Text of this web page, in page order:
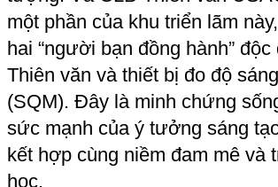
hiện tư duy đổi mới trong cách tiếp cận thiên
văn học, không chỉ là nhìn mà còn đo đạc và
ứng dụng khoa học thực tiễn. Độ sáng bầu
trời là yếu tố quan trọng để tìm kiếm điều
kiện tối ưu, phục vụ cho những buổi quan
sát thiên văn.
Ý tưởng sáng tạo không chỉ là khởi đầu – nó
là động lực tạo ra những sản phẩm hữu ích,
là nhịp cầu giữa kiến thức học thuật và ứng